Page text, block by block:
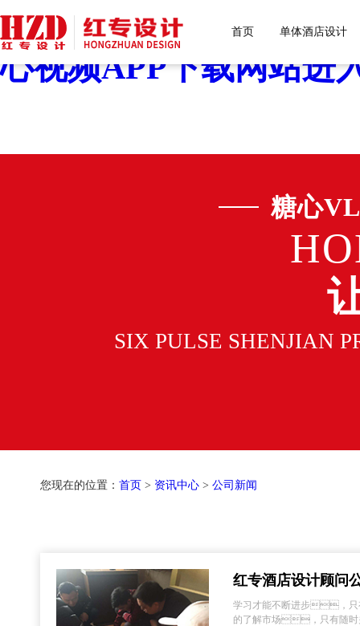
糖心VLOG色版官网首
心视频APP下载网站进
首页 单体酒店设计
糖心
SIX PULSE SHENJIAN
您现在的位置： 首页 > 资讯中心 > 公司新闻
红专酒店设计顾问
学习
学习才能不断进步，只
的了解市场，只有随